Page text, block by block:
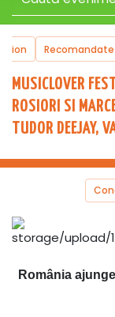
Recomandate
MUSICLOVER
ROSIORI SI
TUDOR DEEJAY,
România